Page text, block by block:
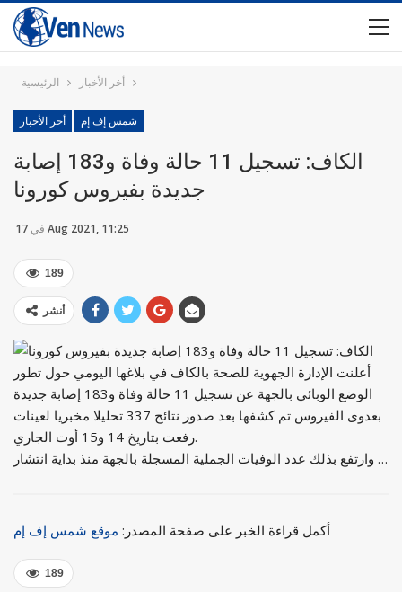
الرئيسية أخر الأخبار
أخر الأخبار شمس إف إم
الكاف: تسجيل 11 حالة وفاة و183 إصابة
جديدة بفيروس كورونا
في 17 Aug 2021, 11:25
189
أنشر
أعلنت الإدارة الجهوية للصحة بالكاف في بلاغها اليومي حول تطور
الوضع الوبائي بالجهة عن تسجيل 11 حالة وفاة و183 إصابة جديدة
بعدوى الفيروس تم كشفها بعد صدور نتائج 337 تحليلا مخبريا لعينات
رفعت بتاريخ 14 و15 أوت الجاري.
وارتفع بذلك عدد الوفيات الجملية المسجلة بالجهة منذ بداية انتشار …
أكمل قراءة الخبر على صفحة المصدر: موقع شمس إف إم
189